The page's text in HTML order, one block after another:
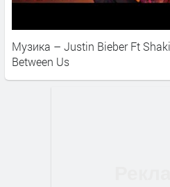
Музика – Justin Bieber Ft
Between Us